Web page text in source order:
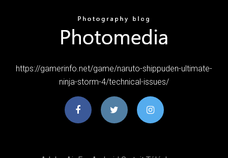
https://gamerinfo.net/game/naruto-shippuden-ultimate-
ninja-storm-4/technical-issues/